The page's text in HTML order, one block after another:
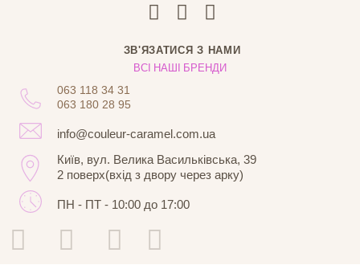
ЗВ'ЯЗАТИСЯ З НАМИ
ВСІ НАШІ БРЕНДИ
063 118 34 31
063 180 28 95
info@couleur-caramel.com.ua
Київ, вул. Велика Васильківська, 39
2 поверх(вхід з двору через арку)
ПН - ПТ - 10:00 до 17:00